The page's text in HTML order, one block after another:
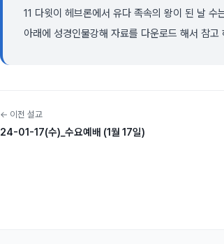
11 다윗이 헤브론에서 유다 족속의 왕이 된 날 수
아래에 성경인물강해 자료를 다운로드 해서 참고
← 이전 설교
24-01-17(수)_수요예배 (1월 17일)